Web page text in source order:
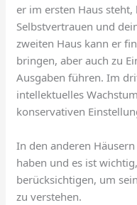
er im ersten Haus
Selbstvertrauen und
zweiten Haus kann er
bringen, aber auch zu
Ausgaben führen. Im
intellektuelles
konservativen
In den anderen
haben und es ist
berücksichtigen, um
zu verstehen.